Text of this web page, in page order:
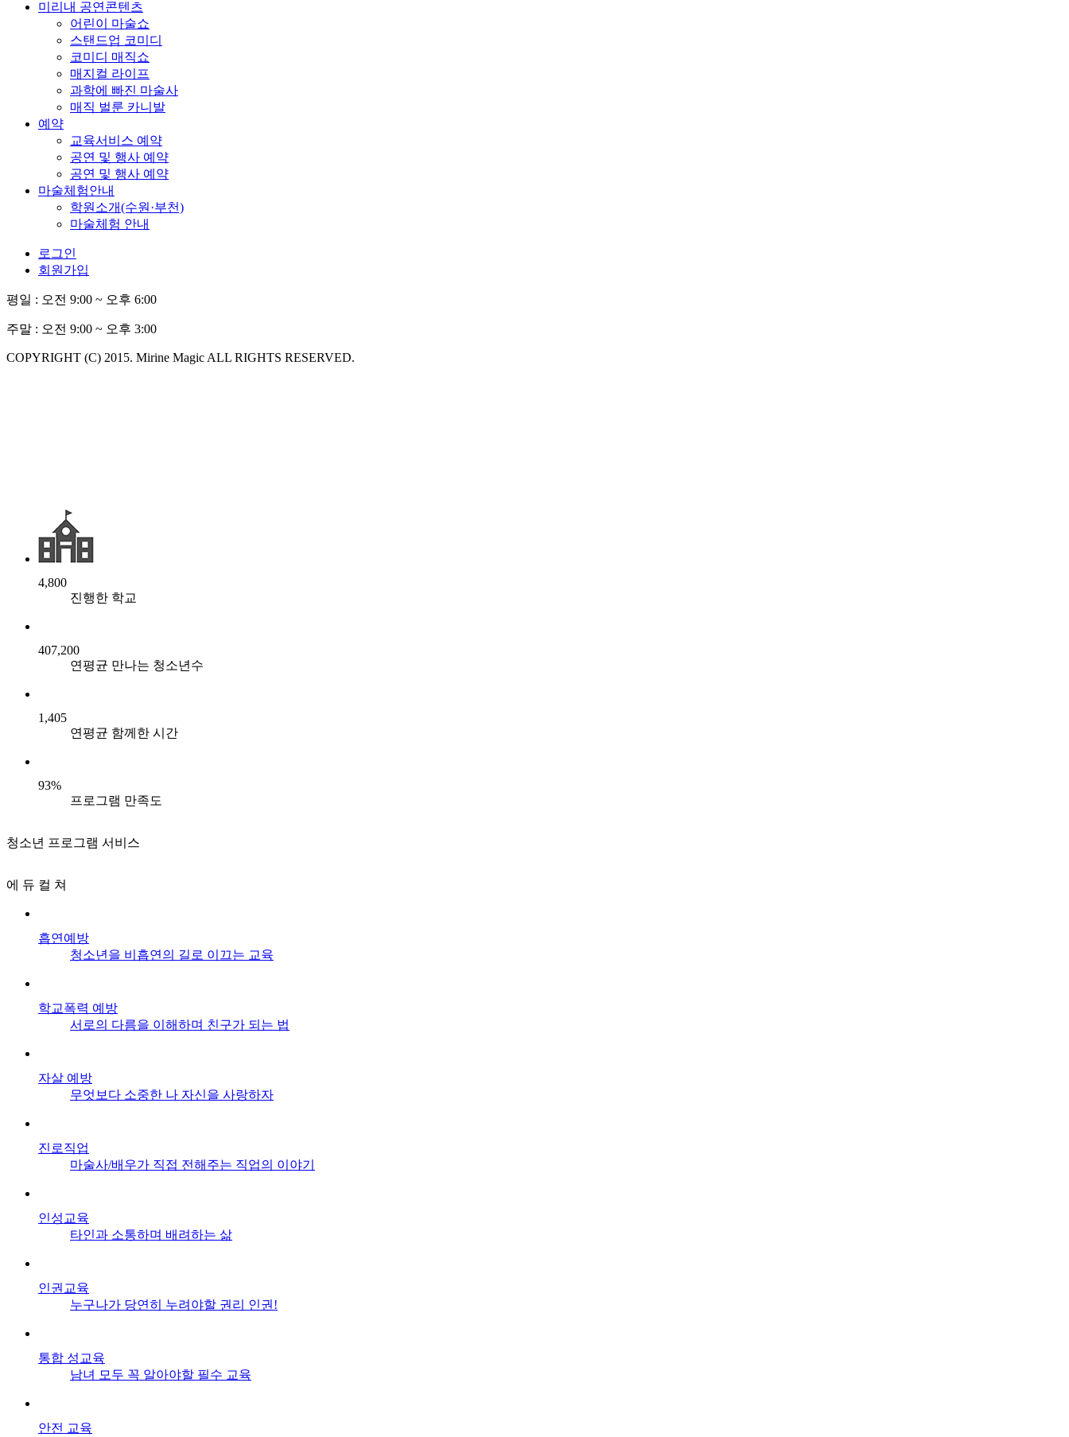
미리내 공연콘텐츠
어린이 마술쇼
스탠드업 코미디
코미디 매직쇼
매지컬 라이프
과학에 빠진 마술사
매직 벌룬 카니발
예약
교육서비스 예약
공연 및 행사 예약
공연 및 행사 예약
마술체험안내
학원소개(수원·부천)
마술체험 안내
로그인
회원가입
평일 : 오전 9:00 ~ 오후 6:00
주말 : 오전 9:00 ~ 오후 3:00
COPYRIGHT (C) 2015. Mirine Magic ALL RIGHTS RESERVED.
4,800
진행한 학교
407,200
연평균 만나는 청소년수
1,405
연평균 함께한 시간
93%
프로그램 만족도
청소년 프로그램 서비스
에 듀 컬 쳐
흡연예방
청소년을 비흡연의 길로 이끄는 교육
학교폭력 예방
서로의 다름을 이해하며 친구가 되는 법
자살 예방
무엇보다 소중한 나 자신을 사랑하자
진로직업
마술사/배우가 직접 전해주는 직업의 이야기
인성교육
타인과 소통하며 배려하는 삶
인권교육
누구나가 당연히 누려야할 권리 인권!
통합 성교육
남녀 모두 꼭 알아야할 필수 교육
안전 교육